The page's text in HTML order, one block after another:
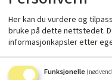
Her kan du vurdere og
bruke på dette nettstedet.
informasjonkapsler etter
Funksjonelle